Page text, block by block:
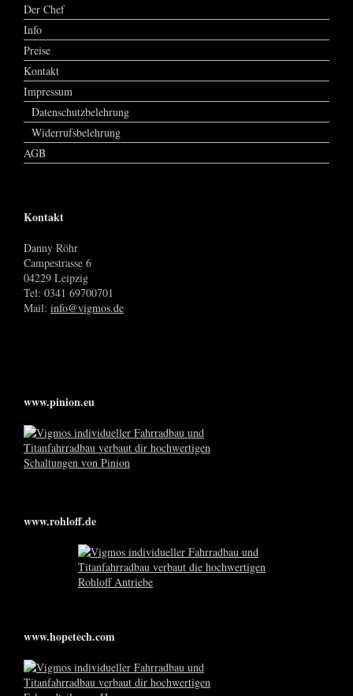
Der Chef
Info
Preise
Kontakt
Impressum
Datenschutzbelehrung
Widerrufsbelehrung
AGB
Kontakt
Danny Röhr
Campestrasse 6
04229 Leipzig
Tel: 0341 69700701
Mail: info@vigmos.de
www.pinion.eu
www.rohloff.de
www.hopetech.com